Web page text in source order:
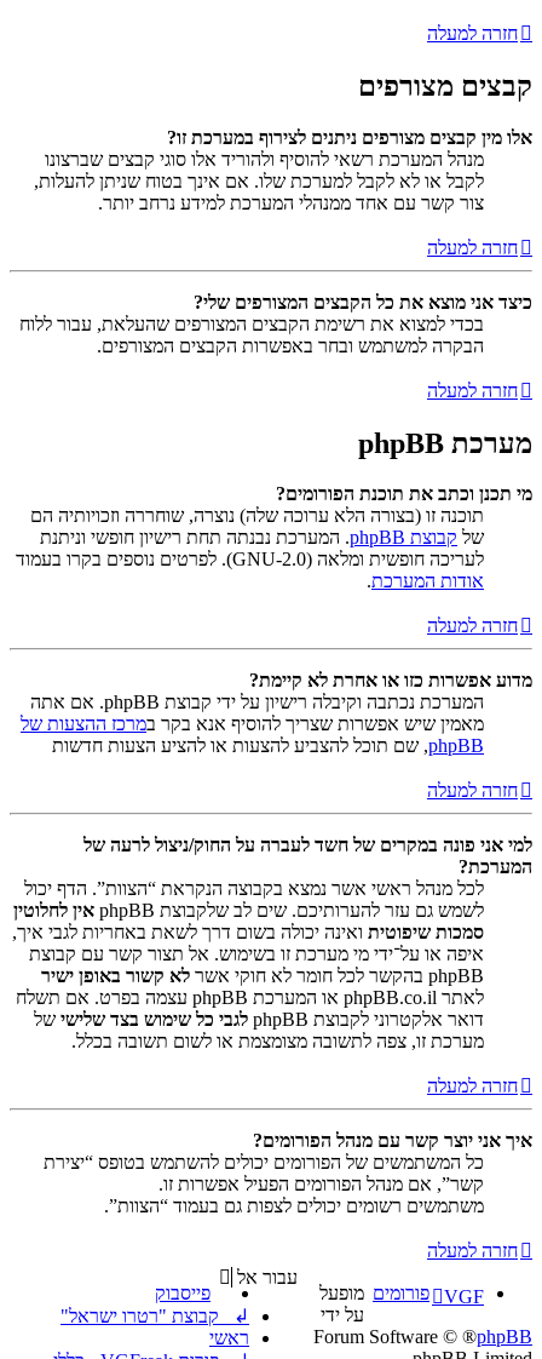
חזרה למעלה
קבצים מצורפים
אלו מין קבצים מצורפים ניתנים לצירוף במערכת זו?
מנהל המערכת רשאי להוסיף ולהוריד אלו סוגי קבצים שברצונו
לקבל או לא לקבל למערכת שלו. אם אינך בטוח שניתן להעלות,
צור קשר עם אחד ממנהלי המערכת למידע נרחב יותר.
חזרה למעלה
כיצד אני מוצא את כל הקבצים המצורפים שלי?
בכדי למצוא את רשימת הקבצים המצורפים שהעלאת, עבור ללוח
הבקרה למשתמש ובחר באפשרות הקבצים המצורפים.
חזרה למעלה
מערכת phpBB
מי תכנן וכתב את תוכנת הפורומים?
תוכנה זו (בצורה הלא ערוכה שלה) נוצרה, שוחררה וזכויותיה הם
של קבוצת phpBB
. המערכת נבנתה תחת רישיון חופשי וניתנת
לעריכה חופשית ומלאה (GNU-2.0). לפרטים נוספים בקרו בעמוד
אודות המערכת.
חזרה למעלה
מדוע אפשרות כזו או אחרת לא קיימת?
המערכת נכתבה וקיבלה רישיון על ידי קבוצת phpBB. אם אתה
מאמין שיש אפשרות שצריך להוסיף אנא בקר במרכז ההצעות של
phpBB, שם תוכל להצביע להצעות או להציע הצעות חדשות
חזרה למעלה
למי אני פונה במקרים של חשד לעברה על החוק/ניצול לרעה של
המערכת?
לכל מנהל ראשי אשר נמצא בקבוצה הנקראת “הצוות”. הדף יכול
לשמש גם עזר להערותיכם. שים לב שלקבוצת phpBB
אין לחלוטין
סמכות שיפוטית ואינה יכולה בשום דרך לשאת באחריות לגבי איך,
איפה או על־ידי מי מערכת זו בשימוש. אל תצור קשר עם קבוצת
phpBB בהקשר לכל חומר לא חוקי אשר
לא קשור באופן ישיר
לאתר phpBB.co.il או המערכת phpBB עצמה בפרט. אם תשלח
דואר אלקטרוני לקבוצת phpBB
לגבי כל שימוש בצד שלישי של
מערכת זו, צפה לתשובה מצומצמת או לשום תשובה בכלל.
חזרה למעלה
איך אני יוצר קשר עם מנהל הפורומים?
כל המשתמשים של הפורומים יכולים להשתמש בטופס “יצירת
קשר”, אם מנהל הפורומים הפעיל אפשרות זו.
משתמשים רשומים יכולים לצפות גם בעמוד “הצוות”.
חזרה למעלה
עבור אל
פייסבוק
↲ קבוצת "רטרו ישראל"
ראשי
VGF פורומים מופעל
על ידי
phpBB
® Forum Software ©